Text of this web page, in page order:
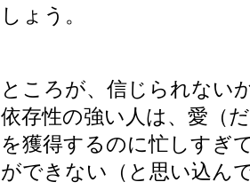
しょう。
ところが、信じられない
依存性の強い人は、愛（
を獲得するのに忙しすぎ
ができない（と思い込ん